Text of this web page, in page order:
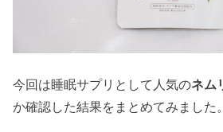
今回は睡眠サプリとして人気のネム
か確認した結果をまとめてみました。